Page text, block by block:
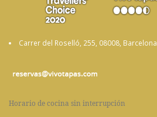
Carrer del Roselló, 255, 08008, Barcelona
Horario de cocina sin interrupción